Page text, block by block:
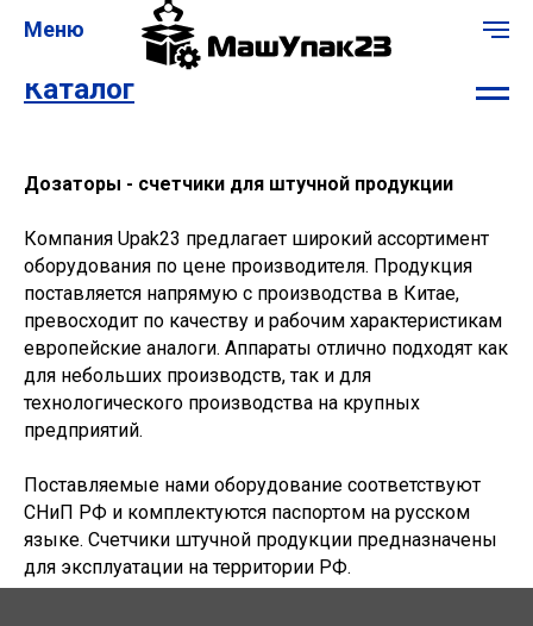
Меню
Каталог
Дозаторы - счетчики для штучной продукции
Компания Upak23 предлагает широкий ассортимент
оборудования по цене производителя. Продукция
поставляется напрямую с производства в Китае,
превосходит по качеству и рабочим характеристикам
европейские аналоги. Аппараты отлично подходят как
для небольших производств, так и для
технологического производства на крупных
предприятий.
Поставляемые нами оборудование соответствуют
СНиП РФ и комплектуются паспортом на русском
языке. Счетчики штучной продукции предназначены
для эксплуатации на территории РФ.